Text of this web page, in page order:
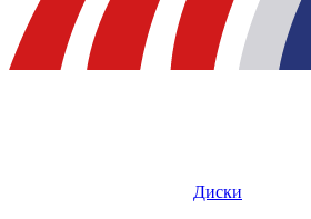
Диски